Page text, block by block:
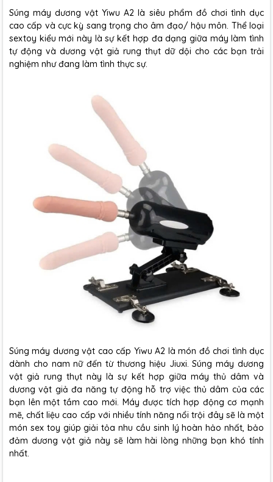
Súng máy dương vật Yiwu A2 là siêu phẩm đồ chơi tình dục
cao cấp và cực kỳ sang trọng cho âm đạo/ hậu môn. Thể loại
sextoy kiểu mới này là sự kết hợp đa dạng giữa máy làm tình
tự động và dương vật giả rung thụt dữ dội cho các bạn trải
nghiệm như đang làm tình thực sự.
Súng máy dương vật cao cấp Yiwu A2 là món đồ chơi tình dục
dành cho nam nữ đến từ thương hiệu Jiuxi. Súng máy dương
vật giả rung thụt này là sự kết hợp giữa máy thủ dâm và
dương vật giả đa năng tự động hỗ trợ việc thủ dâm của các
bạn lên một tầm cao mới. Máy được tích hợp động cơ mạnh
mẽ, chất liệu cao cấp với nhiều tính năng nổi trội đây sẽ là một
món sex toy giúp giải tỏa nhu cầu sinh lý hoàn hảo nhất, bảo
đảm dương vật giả này sẽ làm hài lòng những bạn khó tính
nhất.